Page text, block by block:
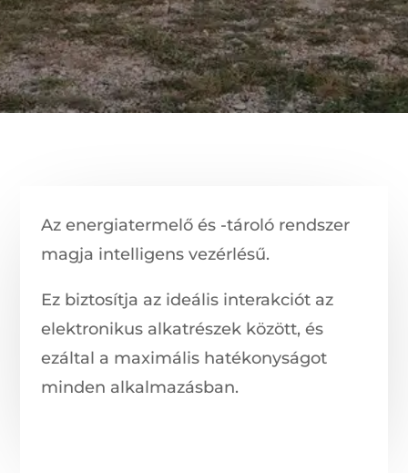
Az energiatermelő és -tároló rendszer
magja intelligens vezérlésű.
Ez biztosítja az ideális interakciót az
elektronikus alkatrészek között, és
ezáltal a maximális hatékonyságot
minden alkalmazásban.